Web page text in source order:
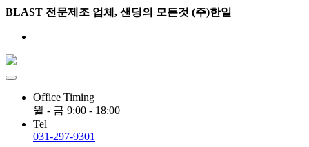
BLAST 전문제조 업체, 샌딩의 모든것 (주)한일
Office Timing
월 - 금 9:00 - 18:00
Tel
031-297-9301